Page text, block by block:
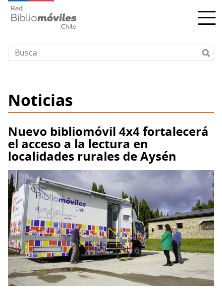
Pasar
principal
Noticias
Nuevo bibliomóvil 4x4 fortalecerá
el acceso a la lectura en
localidades rurales de Aysén